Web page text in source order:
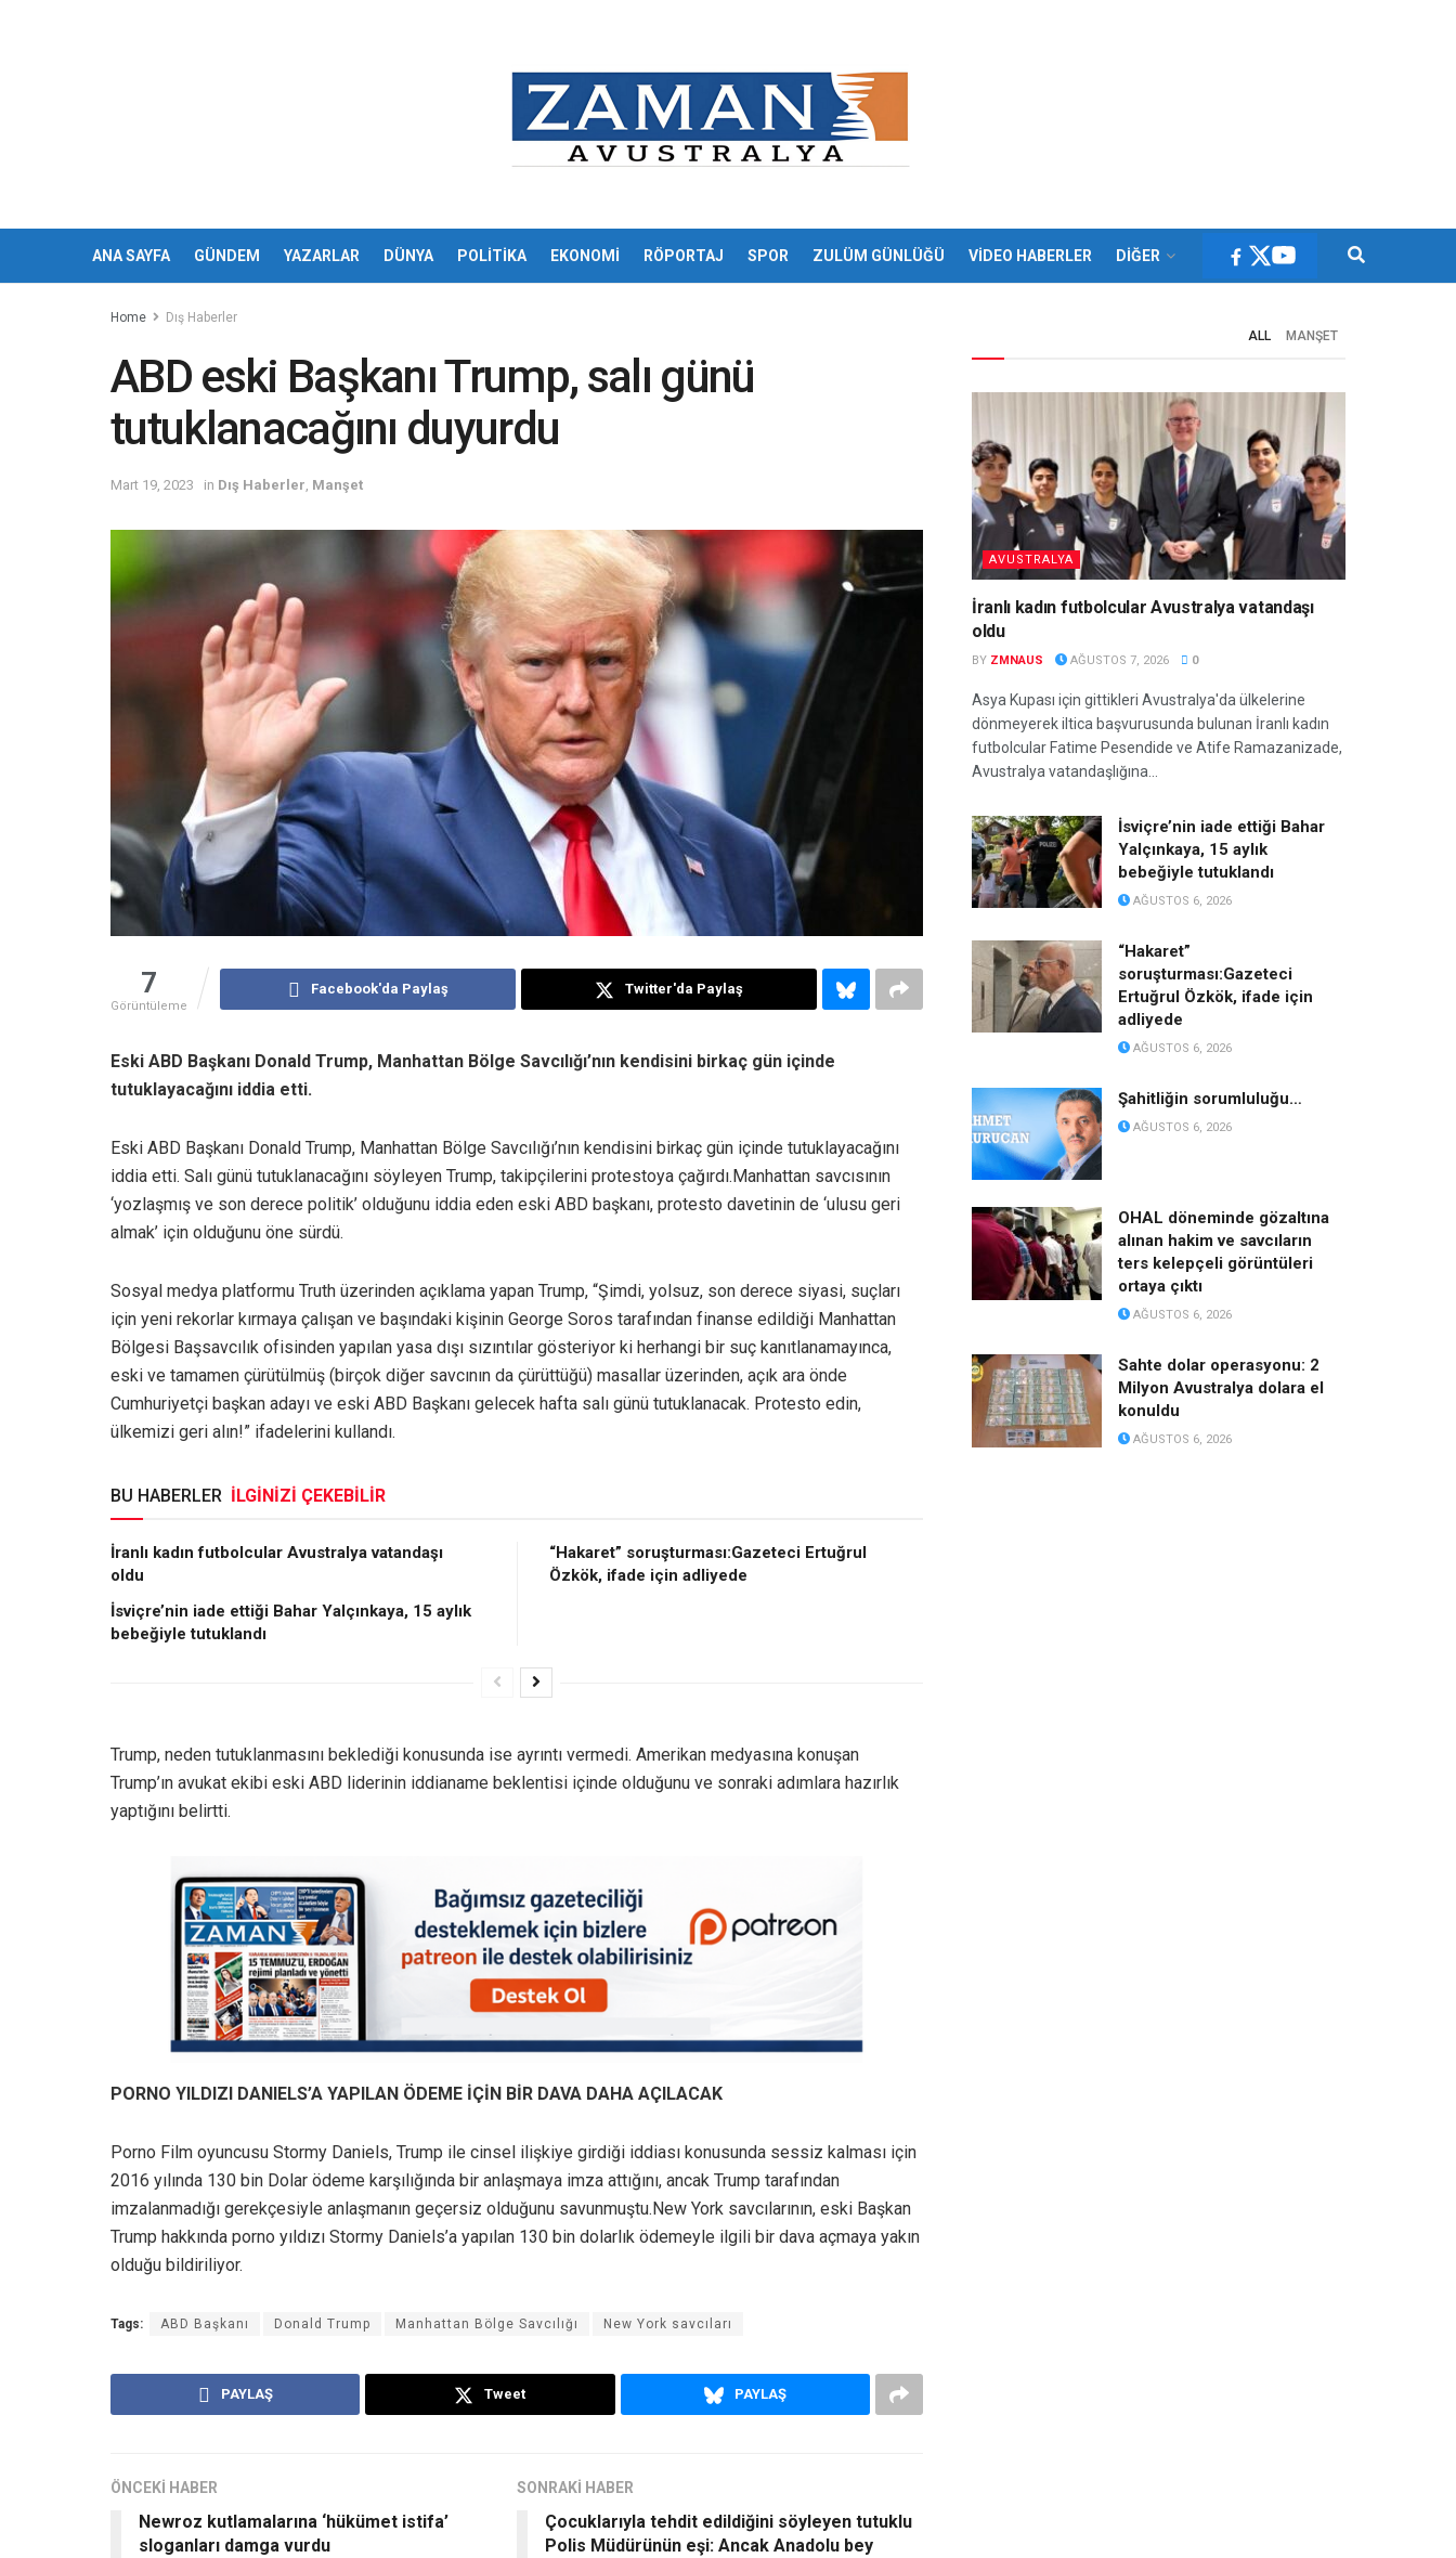
ANA SAYFA GÜNDEM YAZARLAR DÜNYA POLİTİKA EKONOMİ RÖPORTAJ SPOR ZULÜM GÜNLÜĞÜ VİDEO HABERLER DİĞER
Home Dış Haberler
ABD eski Başkanı Trump, salı günü
tutuklanacağını duyurdu
Mart 19, 2023 in Dış Haberler Manşet
7
Görüntüleme
Facebook'da Paylaş Twitter'da Paylaş
Eski ABD Başkanı Donald Trump, Manhattan Bölge Savcılığı’nın kendisini birkaç gün içinde
tutuklayacağını iddia etti.
Eski ABD Başkanı Donald Trump, Manhattan Bölge Savcılığı’nın kendisini birkaç gün içinde tutuklayacağını
iddia etti. Salı günü tutuklanacağını söyleyen Trump, takipçilerini protestoya çağırdı.Manhattan savcısının
‘yozlaşmış ve son derece politik’ olduğunu iddia eden eski ABD başkanı, protesto davetinin de ‘ulusu geri
almak’ için olduğunu öne sürdü.
Sosyal medya platformu Truth üzerinden açıklama yapan Trump, “Şimdi, yolsuz, son derece siyasi, suçları
için yeni rekorlar kırmaya çalışan ve başındaki kişinin George Soros tarafından finanse edildiği Manhattan
Bölgesi Başsavcılık ofisinden yapılan yasa dışı sızıntılar gösteriyor ki herhangi bir suç kanıtlanamayınca,
eski ve tamamen çürütülmüş (birçok diğer savcının da çürüttüğü) masallar üzerinden, açık ara önde
Cumhuriyetçi başkan adayı ve eski ABD Başkanı gelecek hafta salı günü tutuklanacak. Protesto edin,
ülkemizi geri alın!” ifadelerini kullandı.
BU HABERLER İLGİNİZİ ÇEKEBİLİR
İranlı kadın futbolcular Avustralya vatandaşı
oldu
İsviçre’nin iade ettiği Bahar Yalçınkaya, 15 aylık
bebeğiyle tutuklandı
“Hakaret” soruşturması:Gazeteci Ertuğrul
Özkök, ifade için adliyede
Trump, neden tutuklanmasını beklediği konusunda ise ayrıntı vermedi. Amerikan medyasına konuşan
Trump’ın avukat ekibi eski ABD liderinin iddianame beklentisi içinde olduğunu ve sonraki adımlara hazırlık
yaptığını belirtti.
PORNO YILDIZI DANIELS’A YAPILAN ÖDEME İÇİN BİR DAVA DAHA AÇILACAK
Porno Film oyuncusu Stormy Daniels, Trump ile cinsel ilişkiye girdiği iddiası konusunda sessiz kalması için
2016 yılında 130 bin Dolar ödeme karşılığında bir anlaşmaya imza attığını, ancak Trump tarafından
imzalanmadığı gerekçesiyle anlaşmanın geçersiz olduğunu savunmuştu.New York savcılarının, eski Başkan
Trump hakkında porno yıldızı Stormy Daniels’a yapılan 130 bin dolarlık ödemeyle ilgili bir dava açmaya yakın
olduğu bildiriliyor.
Tags: ABD Başkanı Donald Trump Manhattan Bölge Savcılığı New York savcıları
PAYLAŞ Tweet PAYLAŞ
ÖNCEKİ HABER
Newroz kutlamalarına ‘hükümet istifa’
sloganları damga vurdu
SONRAKİ HABER
Çocuklarıyla tehdit edildiğini söyleyen tutuklu
Polis Müdürünün eşi: Ancak Anadolu bey
ALL MANŞET
AVUSTRALYA
İranlı kadın futbolcular Avustralya vatandaşı
oldu
BY ZMNAUS AĞUSTOS 7, 2026 0
Asya Kupası için gittikleri Avustralya'da ülkelerine
dönmeyerek iltica başvurusunda bulunan İranlı kadın
futbolcular Fatime Pesendide ve Atife Ramazanizade,
Avustralya vatandaşlığına...
İsviçre’nin iade ettiği Bahar
Yalçınkaya, 15 aylık
bebeğiyle tutuklandı
AĞUSTOS 6, 2026
“Hakaret”
soruşturması:Gazeteci
Ertuğrul Özkök, ifade için
adliyede
AĞUSTOS 6, 2026
Şahitliğin sorumluluğu…
AĞUSTOS 6, 2026
OHAL döneminde gözaltına
alınan hakim ve savcıların
ters kelepçeli görüntüleri
ortaya çıktı
AĞUSTOS 6, 2026
Sahte dolar operasyonu: 2
Milyon Avustralya dolara el
konuldu
AĞUSTOS 6, 2026